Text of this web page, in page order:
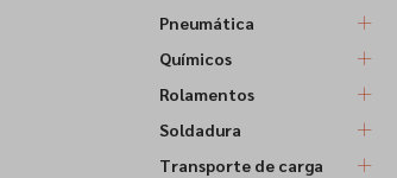
Pneumática
Químicos
Rolamentos
Soldadura
Transporte de carga